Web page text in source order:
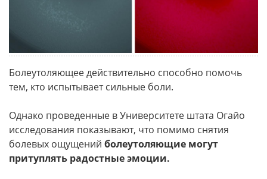
Болеутоляющее действительно способно помочь
тем, кто испытывает сильные боли.
Однако проведенные в Университете штата Огайо
исследования показывают, что помимо снятия
болевых ощущений болеутоляющие могут
притуплять радостные эмоции.